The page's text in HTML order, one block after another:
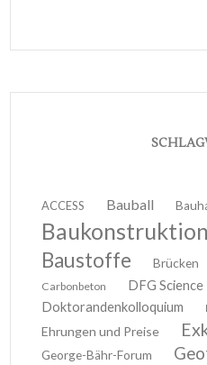
ACCESS Bauball
Baukonstruktion
Baustoffe Brücken
Carbonbeton
DFG Science
Doktorandenkolloquium
Ehrungen und Preise
George-Bähr-Forum